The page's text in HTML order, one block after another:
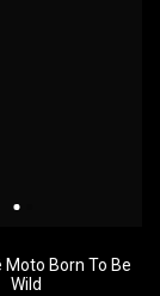
Moto Born To Be
Wild